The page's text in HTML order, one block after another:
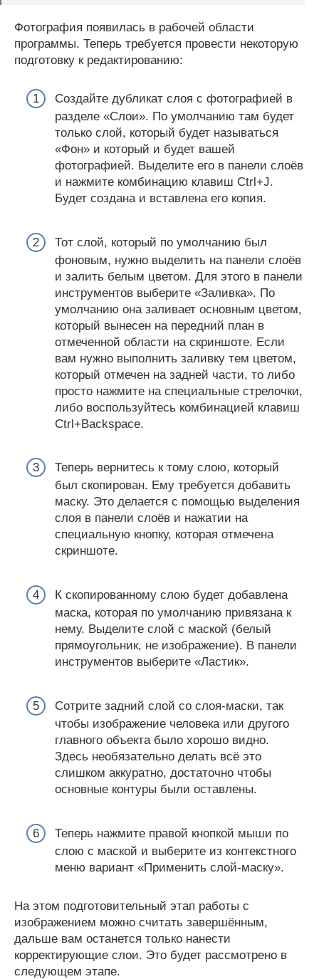
Фотография появилась в рабочей области
программы. Теперь требуется провести некоторую
подготовку к редактированию:
Создайте дубликат слоя с фотографией в
разделе «Слои». По умолчанию там будет
только слой, который будет называться
«Фон» и который и будет вашей
фотографией. Выделите его в панели слоёв
и нажмите комбинацию клавиш Ctrl+J.
Будет создана и вставлена его копия.
Тот слой, который по умолчанию был
фоновым, нужно выделить на панели слоёв
и залить белым цветом. Для этого в панели
инструментов выберите «Заливка». По
умолчанию она заливает основным цветом,
который вынесен на передний план в
отмеченной области на скриншоте. Если
вам нужно выполнить заливку тем цветом,
который отмечен на задней части, то либо
просто нажмите на специальные стрелочки,
либо воспользуйтесь комбинацией клавиш
Ctrl+Backspace.
Теперь вернитесь к тому слою, который
был скопирован. Ему требуется добавить
маску. Это делается с помощью выделения
слоя в панели слоёв и нажатии на
специальную кнопку, которая отмечена
скриншоте.
К скопированному слою будет добавлена
маска, которая по умолчанию привязана к
нему. Выделите слой с маской (белый
прямоугольник, не изображение). В панели
инструментов выберите «Ластик».
Сотрите задний слой со слоя-маски, так
чтобы изображение человека или другого
главного объекта было хорошо видно.
Здесь необязательно делать всё это
слишком аккуратно, достаточно чтобы
основные контуры были оставлены.
Теперь нажмите правой кнопкой мыши по
слою с маской и выберите из контекстного
меню вариант «Применить слой-маску».
На этом подготовительный этап работы с
изображением можно считать завершённым,
дальше вам останется только нанести
корректирующие слои. Это будет рассмотрено в
следующем этапе.